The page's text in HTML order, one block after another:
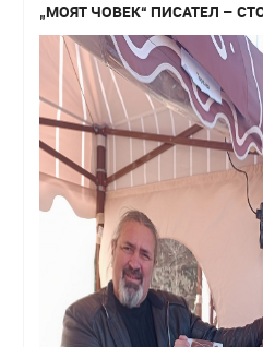
„МОЯТ ЧОВЕК“ ПИСАТЕЛ –